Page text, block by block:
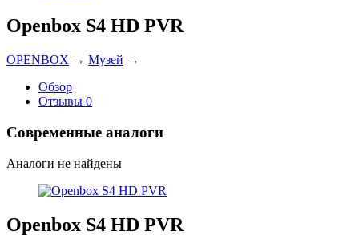
Openbox S4 HD PVR
OPENBOX → Музей →
Обзор
Отзывы 0
Современные аналоги
Аналоги не найдены
Openbox S4 HD PVR